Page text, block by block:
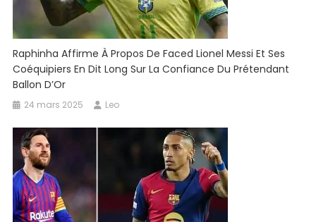
Raphinha Affirme À Propos De Faced Lionel Messi Et Ses
Coéquipiers En Dit Long Sur La Confiance Du Prétendant
Ballon D’Or
24 mars 2025 Leo